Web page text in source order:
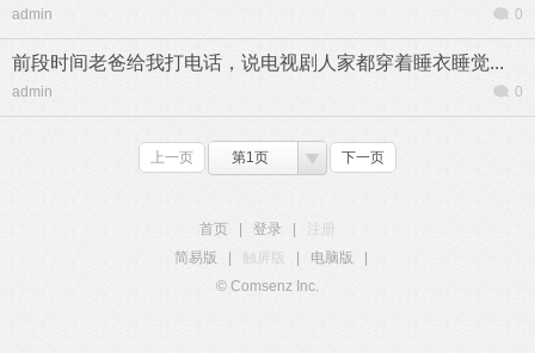
admin 0
前段时间老爸给我打电话，说电视剧人家都穿着睡衣睡觉...
admin 0
上一页 第1页 下一页
首页 登录
注册
简易版
触屏版 电脑版
© Comsenz Inc.